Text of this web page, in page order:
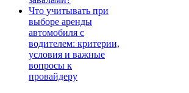
Что учитывать при
выборе аренды
автомобиля с
водителем: критерии,
условия и важные
вопросы к
провайдеру